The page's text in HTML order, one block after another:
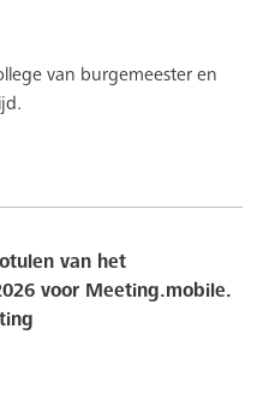
van burgemeester en
van het
voor Meeting.mobile.